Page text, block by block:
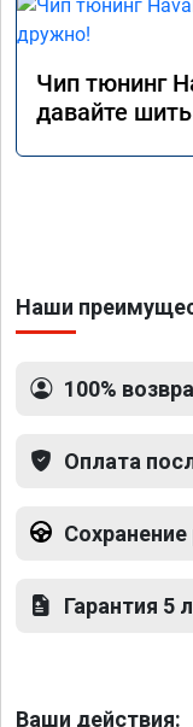
Чип тюнинг
давайте
Наши
100%
Оплата
Сохранение
Гарантия 5
Ваши действия: